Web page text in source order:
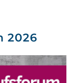
2026